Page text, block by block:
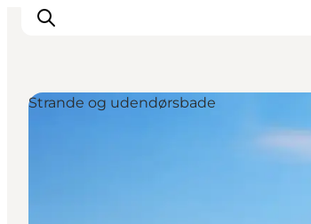
Strande og udendørsbade